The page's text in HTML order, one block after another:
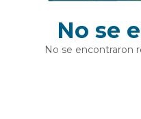
No se
No se encontraron